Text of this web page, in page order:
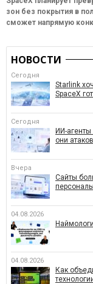
зон без покрытия в
сможет напрямую
НОВОСТИ
Сегодня
Starlink
SpaceX
Сегодня
ИИ-
они
Вчера
Сайты
04.08.2026
04.08.2026
Как